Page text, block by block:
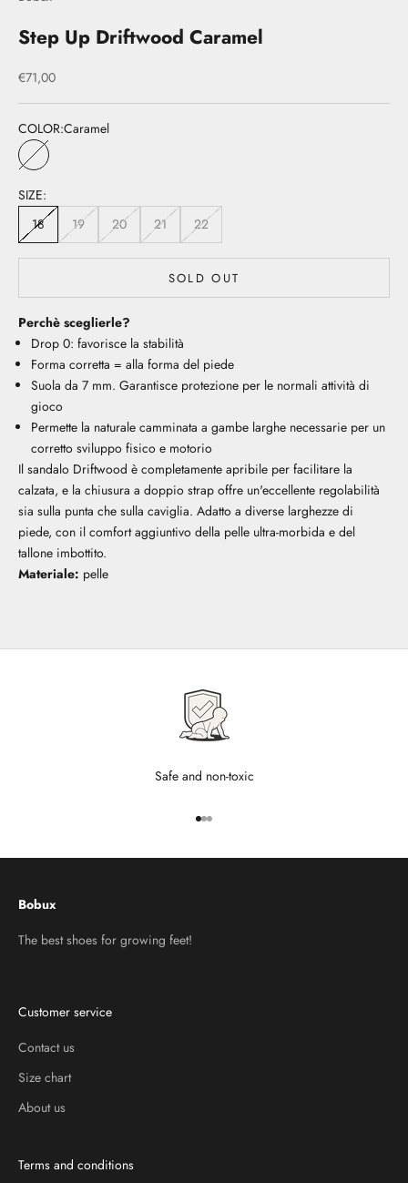
Step Up Driftwood Caramel
Sale price
€71,00
COLOR:Caramel
Caramel
SIZE:
18
19 20 21 22
SOLD OUT
Perchè sceglierle?
Drop 0: favorisce la stabilità
Forma corretta = alla forma del piede
Suola da 7 mm. Garantisce protezione per le normali attività di
gioco
Permette la naturale camminata a gambe larghe necessarie per un
corretto sviluppo fisico e motorio
Il sandalo Driftwood è completamente apribile per facilitare la
calzata, e la chiusura a doppio strap offre un'eccellente regolabilità
sia sulla punta che sulla caviglia. Adatto a diverse larghezze di
piede, con il comfort aggiuntivo della pelle ultra-morbida e del
tallone imbottito.
Materiale: pelle
Safe and non-toxic
Go to item 1
Go to item 2
Go to item 3
Bobux
The best shoes for growing feet!
Customer service
Contact us
Size chart
About us
Terms and conditions